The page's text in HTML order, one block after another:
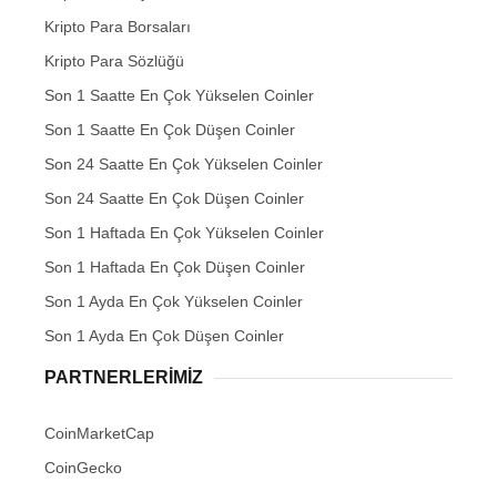
Kripto Para Borsaları
Kripto Para Sözlüğü
Son 1 Saatte En Çok Yükselen Coinler
Son 1 Saatte En Çok Düşen Coinler
Son 24 Saatte En Çok Yükselen Coinler
Son 24 Saatte En Çok Düşen Coinler
Son 1 Haftada En Çok Yükselen Coinler
Son 1 Haftada En Çok Düşen Coinler
Son 1 Ayda En Çok Yükselen Coinler
Son 1 Ayda En Çok Düşen Coinler
PARTNERLERIMIZ
CoinMarketCap
CoinGecko